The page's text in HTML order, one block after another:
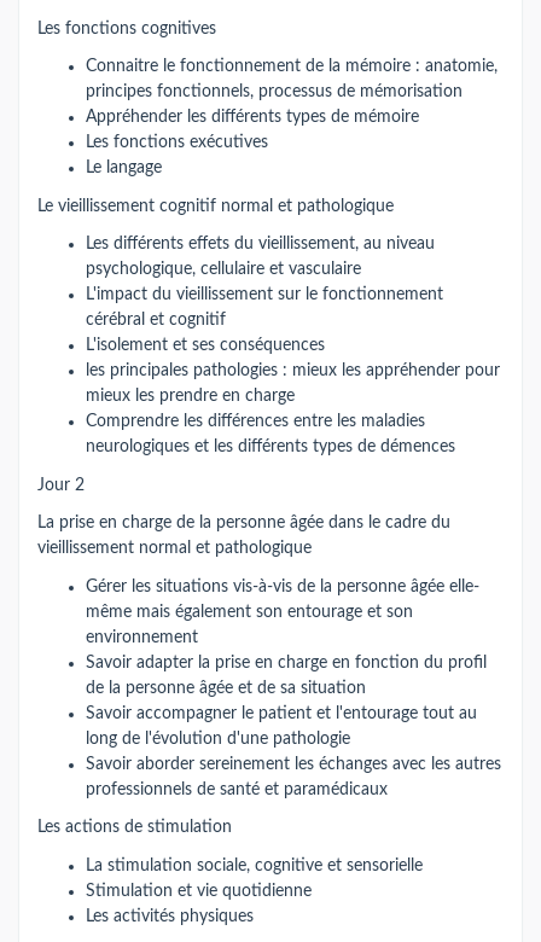
Les fonctions cognitives
Connaitre le fonctionnement de la mémoire : anatomie,
principes fonctionnels, processus de mémorisation
Appréhender les différents types de mémoire
Les fonctions exécutives
Le langage
Le vieillissement cognitif normal et pathologique
Les différents effets du vieillissement, au niveau
psychologique, cellulaire et vasculaire
L'impact du vieillissement sur le fonctionnement
cérébral et cognitif
L'isolement et ses conséquences
les principales pathologies : mieux les appréhender pour
mieux les prendre en charge
Comprendre les différences entre les maladies
neurologiques et les différents types de démences
Jour 2
La prise en charge de la personne âgée dans le cadre du
vieillissement normal et pathologique
Gérer les situations vis-à-vis de la personne âgée elle-
même mais également son entourage et son
environnement
Savoir adapter la prise en charge en fonction du profil
de la personne âgée et de sa situation
Savoir accompagner le patient et l'entourage tout au
long de l'évolution d'une pathologie
Savoir aborder sereinement les échanges avec les autres
professionnels de santé et paramédicaux
Les actions de stimulation
La stimulation sociale, cognitive et sensorielle
Stimulation et vie quotidienne
Les activités physiques